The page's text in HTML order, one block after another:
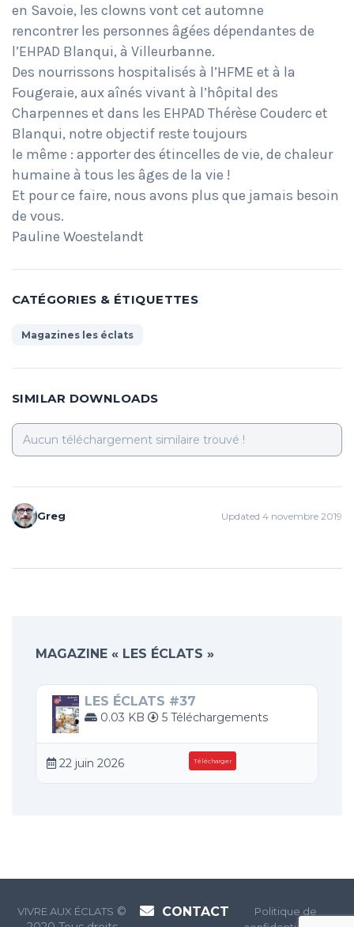
en Savoie, les clowns vont cet automne
rencontrer les personnes âgées dépendantes de
l’EHPAD Blanqui, à Villeurbanne.
Des nourrissons hospitalisés à l’HFME et à la
Fougeraie, aux aînés vivant à l’hôpital des
Charpennes et dans les EHPAD Thérèse Couderc et
Blanqui, notre objectif reste toujours
le même : apporter des étincelles de vie, de chaleur
humaine à tous les âges de la vie !
Et pour ce faire, nous avons plus que jamais besoin
de vous.
Pauline Woestelandt
CATÉGORIES & ÉTIQUETTES
Magazines les éclats
SIMILAR DOWNLOADS
Aucun téléchargement similaire trouvé !
Greg Updated 4 novembre 2019
MAGAZINE « LES ÉCLATS »
LES ÉCLATS #37
0.03 KB 5 Téléchargements
22 juin 2026 Télécharger
VIVRE AUX ÉCLATS ©
CONTACT
Politique de